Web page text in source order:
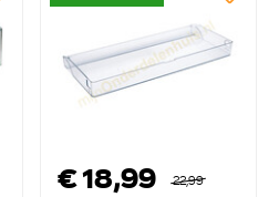
€ 18,99
22,99